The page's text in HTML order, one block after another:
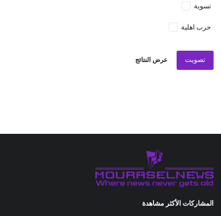
تسوية
حرب اهلية
تصويت عرض النتائج
المشاركات الأكثر مشاهدة